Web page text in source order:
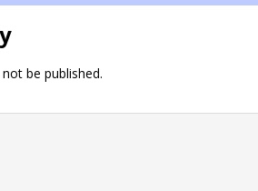
be published.